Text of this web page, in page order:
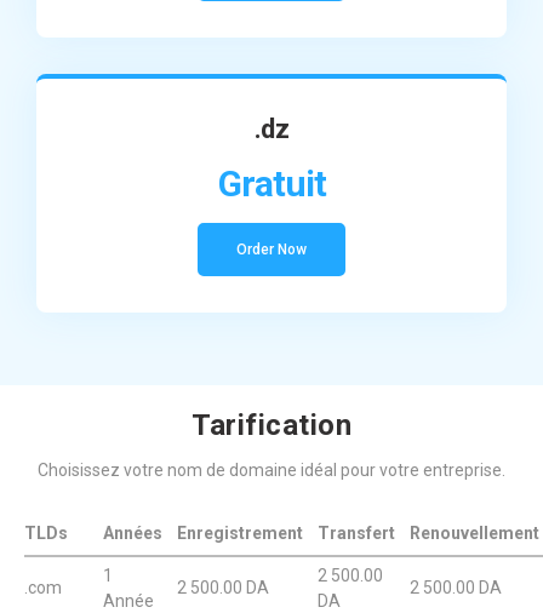
.dz
Gratuit
Order Now
Tarification
Choisissez votre nom de domaine idéal pour votre entreprise.
TLDs Années Enregistrement Transfert Renouvellement
.com
1
Année
2 500.00 DA
2 500.00
DA
2 500.00 DA